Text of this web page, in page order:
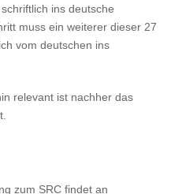
ins deutsche
muss ein weiterer dieser 27
vom deutschen ins
relevant ist nachher das
zum SRC findet an